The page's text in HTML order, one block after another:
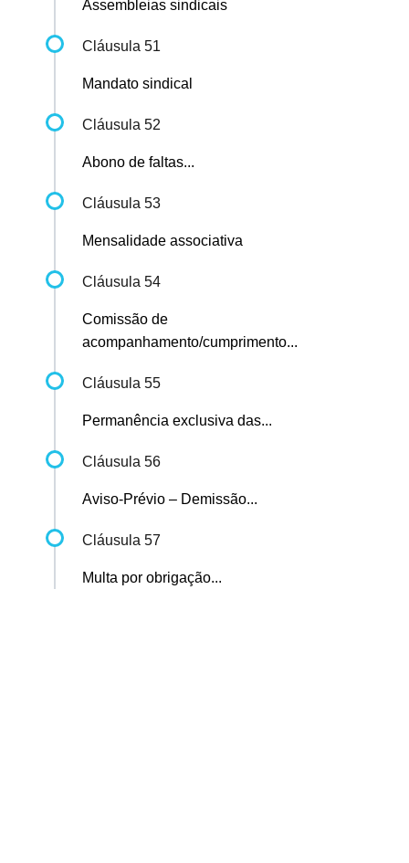
Assembleias sindicais
Cláusula 51
Mandato sindical
Cláusula 52
Abono de faltas...
Cláusula 53
Mensalidade associativa
Cláusula 54
Comissão de
acompanhamento/cumprimento...
Cláusula 55
Permanência exclusiva das...
Cláusula 56
Aviso-Prévio – Demissão...
Cláusula 57
Multa por obrigação...